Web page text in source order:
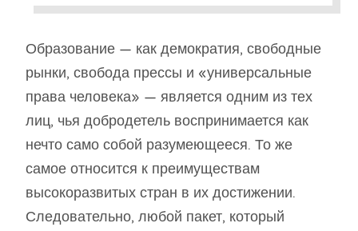
Образование — как демократия, свободные
рынки, свобода прессы и «универсальные
права человека» — является одним из тех
лиц, чья добродетель воспринимается как
нечто само собой разумеющееся. То же
самое относится к преимуществам
высокоразвитых стран в их достижении.
Следовательно, любой пакет, который